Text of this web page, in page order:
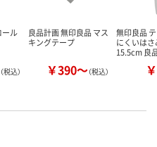
ル
（税込）
良品計画 無印良品 マス
キングテープ
￥390～（税込）
無印良品
にくいは
15.5cm 良